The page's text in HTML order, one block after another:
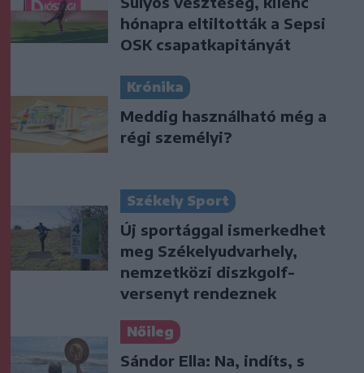
hónapra eltiltották a Sepsi
OSK csapatkapitányát
Krónika
Meddig használható még a
régi személyi?
Székely Sport
Új sportággal ismerkedhet
meg Székelyudvarhely,
nemzetközi diszkgolf-
versenyt rendeznek
Nőileg
Sándor Ella: Na, indíts, s